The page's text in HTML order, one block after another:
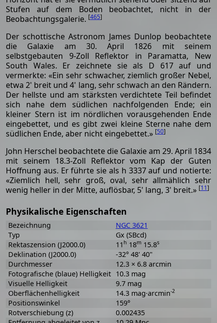
Stufen auf dem Boden beobachtet, nicht in der
Beobachtungsgalerie. [465]
Der schottische Astronom James Dunlop beobachtete
die Galaxie am 30. April 1826 mit seinem
selbstgebauten 9-Zoll Reflektor in Paramatta, New
South Wales. Er zeichnete sie als D 617 auf und
vermerkte: «Ein sehr schwacher, ziemlich großer Nebel,
etwa 2' breit und 4' lang, sehr schwach an den Rändern.
Der hellste und am stärksten verdichtete Teil befindet
sich nahe dem südlichen nachfolgenden Ende; ein
kleiner Stern ist im nördlichen vorausgehenden Ende
eingebettet, und es gibt zwei kleine Sterne nahe dem
südlichen Ende, aber nicht eingebettet.» [50]
John Herschel beobachtete die Galaxie am 29. April 1834
mit seinem 18.3-Zoll Reflektor vom Kap der Guten
Hoffnung aus. Er führte sie als h 3337 auf und notierte:
«Ziemlich hell, sehr groß, oval, sehr allmählich sehr
wenig heller in der Mitte, auflösbar, 5' lang, 3' breit.» [11]
Physikalische Eigenschaften
Bezeichnung
NGC 3621
Typ
Gx (SBcd)
Rektaszension (J2000.0)
11 h 18m15.8s
Deklination (J2000.0)
-32° 48' 40"
Durchmesser
12.3 × 6.8 arcmin
Fotografische (blaue) Helligkeit 10.3 mag
Visuelle Helligkeit
9.7 mag
Oberflächenhelligkeit
14.3 mag·arcmin-2
Positionswinkel
159°
Rotverschiebung (z)
0.002435